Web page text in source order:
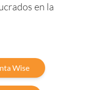
en la
Wise